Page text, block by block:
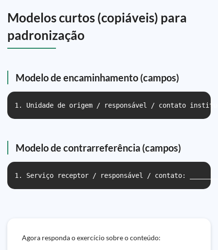
Modelos curtos (copiáveis) para
padronização
Modelo de encaminhamento (campos)
1. Unidade de origem / responsável / contato
Modelo de contrarreferência (campos)
1. Serviço receptor / responsável / contato:
Agora responda o exercício sobre o conteúdo: